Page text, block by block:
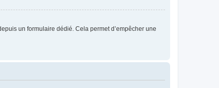
un formulaire dédié. Cela permet d’empêcher une